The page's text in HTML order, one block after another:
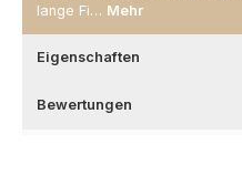
lange Fi… Mehr
Eigenschaften
Bewertungen